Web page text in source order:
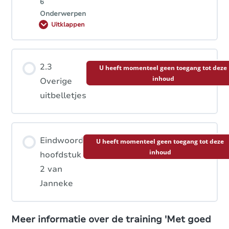
6
Onderwerpen
Hoofdstuk inhoud
0% VOLTOOID
2.2.1 Fasen in het aankoopproces
2.2.2 Koud bellen
2.2.3 Warm, warmer, warmst
2.2.4 Lead nurturing
2.3
Overige
uitbelletjes
U heeft momenteel geen toegang tot deze
inhoud
Eindwoord
hoofdstuk
2 van
Janneke
U heeft momenteel geen toegang tot deze
inhoud
Meer informatie over de training 'Met goed